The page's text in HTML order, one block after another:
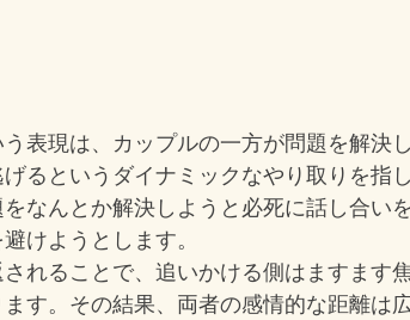
う表現は、カップルの一方が問題を解決
るというダイナミックなやり取りを指し
なんとか解決しようと必死に話し合い
けようとします。
れることで、追いかける側はますます
す。その結果、両者の感情的な距離は